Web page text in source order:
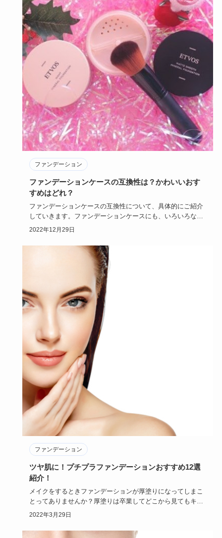
ファンデーション
ファンデーションケースの互換性は？かわいいおす
すめはどれ？
ファンデーションケースの互換性について、具体的にご紹介
していきます。ファンデーションケースにも、いろいろなタ
イプがあり、か…
2022年12月29日
ファンデーション
ツヤ肌に！プチプラファンデーションおすすめ12選
紹介！
メイクをするときファンデーションが厚塗りになってしまこ
とってありませんか？厚塗りは卒業してどこから見てもキレ
イで美しいツヤ…
2022年3月29日